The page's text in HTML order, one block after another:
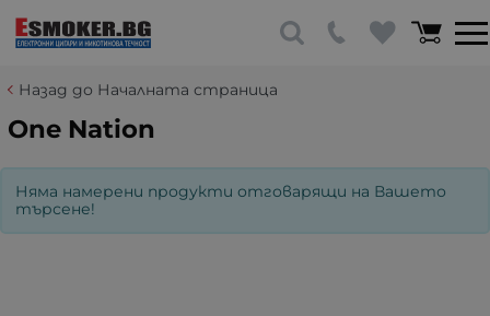
Назад до Началната страница
One Nation
Няма намерени продукти отговарящи на Вашето
търсене!